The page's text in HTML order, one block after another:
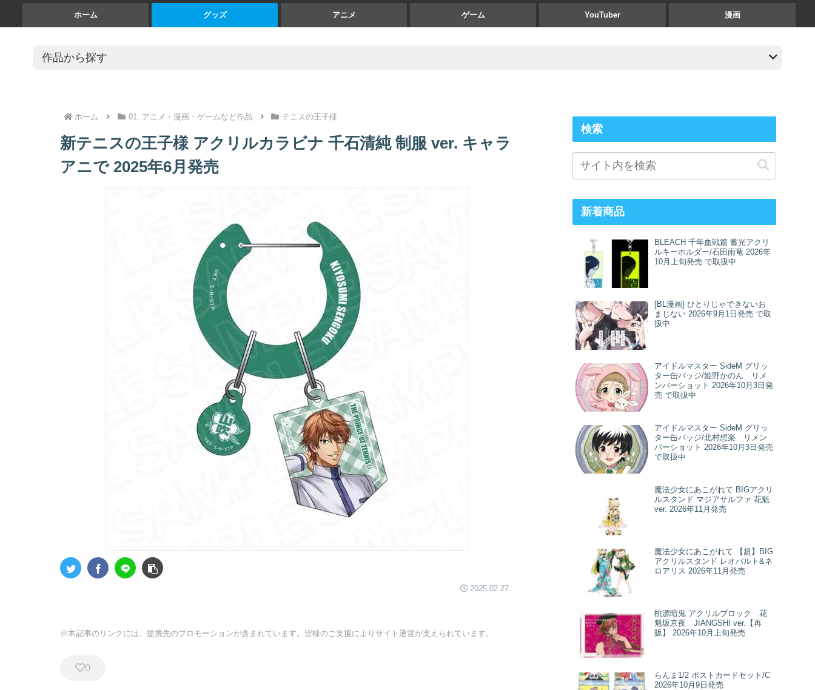
ホーム グッズ アニメ ゲーム YouTuber 漫画
ホーム 01. アニメ・漫画・ゲームなど作品 テニスの王子様
新テニスの王子様 アクリルカラビナ 千石清純 制服 ver. キャラ
アニで 2025年6月発売
2025.02.27
※本記事のリンクには、提携先のプロモーションが含まれています。皆様のご支援によりサイト運営が支えられています。
0
検索
新着商品
BLEACH 千年血戦篇 蓄光アクリ
ルキーホルダー/石田雨竜 2026年
10月上旬発売 で取扱中
[BL漫画] ひとりじゃできないお
まじない 2026年9月1日発売 で取
扱中
アイドルマスター SideM グリッ
ター缶バッジ/姫野かのん リメ
ンバーショット 2026年10月3日発
売 で取扱中
アイドルマスター SideM グリッ
ター缶バッジ/北村想楽 リメン
バーショット 2026年10月3日発売
で取扱中
魔法少女にあこがれて BIGアクリ
ルスタンド マジアサルファ 花魁
ver. 2026年11月発売
魔法少女にあこがれて 【超】BIG
アクリルスタンド レオパルト&ネ
ロアリス 2026年11月発売
桃源暗鬼 アクリルブロック 花
魁坂京夜 JIANGSHI ver.【再
販】 2026年10月上旬発売
らんま1/2 ポストカードセット/C
2026年10月9日発売